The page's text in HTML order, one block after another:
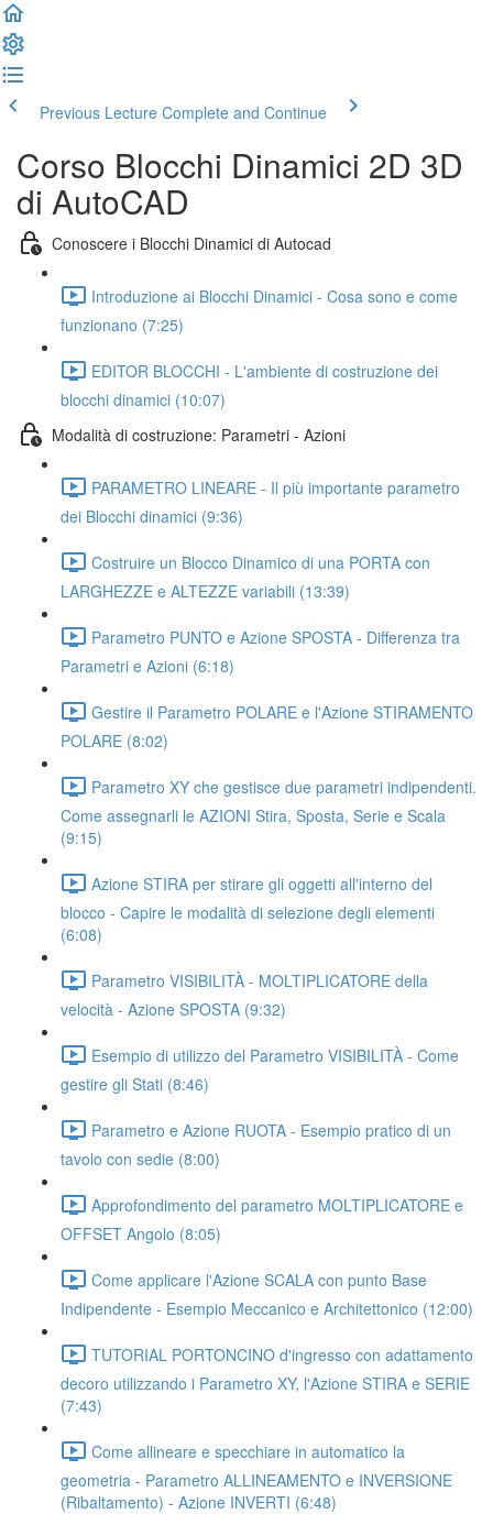
Previous Lecture Complete and Continue
Corso Blocchi Dinamici 2D 3D
di AutoCAD
Conoscere i Blocchi Dinamici di Autocad
Introduzione ai Blocchi Dinamici - Cosa sono e come
funzionano (7:25)
EDITOR BLOCCHI - L'ambiente di costruzione dei
blocchi dinamici (10:07)
Modalità di costruzione: Parametri - Azioni
PARAMETRO LINEARE - Il più importante parametro
dei Blocchi dinamici (9:36)
Costruire un Blocco Dinamico di una PORTA con
LARGHEZZE e ALTEZZE variabili (13:39)
Parametro PUNTO e Azione SPOSTA - Differenza tra
Parametri e Azioni (6:18)
Gestire il Parametro POLARE e l'Azione STIRAMENTO
POLARE (8:02)
Parametro XY che gestisce due parametri indipendenti.
Come assegnarli le AZIONI Stira, Sposta, Serie e Scala
(9:15)
Azione STIRA per stirare gli oggetti all'interno del
blocco - Capire le modalità di selezione degli elementi
(6:08)
Parametro VISIBILITÀ - MOLTIPLICATORE della
velocità - Azione SPOSTA (9:32)
Esempio di utilizzo del Parametro VISIBILITÀ - Come
gestire gli Stati (8:46)
Parametro e Azione RUOTA - Esempio pratico di un
tavolo con sedie (8:00)
Approfondimento del parametro MOLTIPLICATORE e
OFFSET Angolo (8:05)
Come applicare l'Azione SCALA con punto Base
Indipendente - Esempio Meccanico e Architettonico (12:00)
TUTORIAL PORTONCINO d'ingresso con adattamento
decoro utilizzando i Parametro XY, l'Azione STIRA e SERIE
(7:43)
Come allineare e specchiare in automatico la
geometria - Parametro ALLINEAMENTO e INVERSIONE
(Ribaltamento) - Azione INVERTI (6:48)